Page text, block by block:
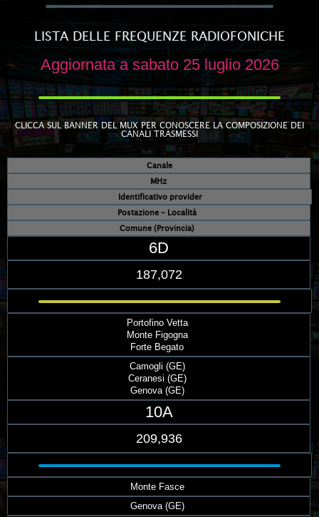
LISTA DELLE FREQUENZE RADIOFONICHE
Aggiornata a sabato 25 luglio 2026
CLICCA SUL BANNER DEL MUX PER CONOSCERE LA COMPOSIZIONE DEI
CANALI TRASMESSI
Canale
MHz
Identificativo provider
Postazione – Località
Comune (Provincia)
6D
187,072
Portofino Vetta
Monte Figogna
Forte Begato
Camogli (GE)
Ceranesi (GE)
Genova (GE)
10A
209,936
Monte Fasce
Genova (GE)